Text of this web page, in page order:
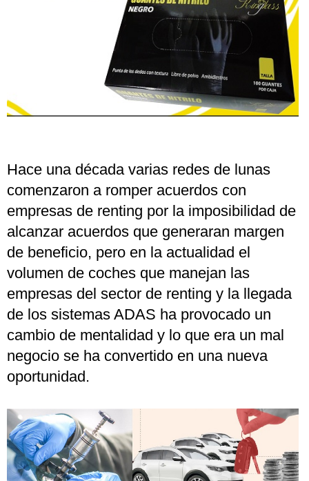
Hace una década varias redes de lunas
comenzaron a romper acuerdos con
empresas de renting por la imposibilidad de
alcanzar acuerdos que generaran margen
de beneficio, pero en la actualidad el
volumen de coches que manejan las
empresas del sector de renting y la llegada
de los sistemas ADAS ha provocado un
cambio de mentalidad y lo que era un mal
negocio se ha convertido en una nueva
oportunidad.